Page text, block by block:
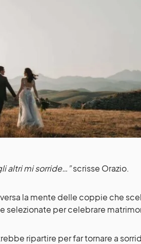
altri mi sorride…”scrisse Orazio.
la mente delle coppie che
selezionate per celebrare
ripartire per far tornare a